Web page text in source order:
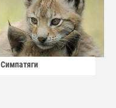
Симпатяги